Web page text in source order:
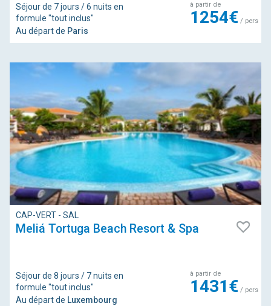
Séjour de 7 jours / 6 nuits en
formule "tout inclus"
Au départ de Paris
à partir de
1254€/ pers
CAP-VERT - SAL
Meliá Tortuga Beach Resort & Spa
Séjour de 8 jours / 7 nuits en
formule "tout inclus"
Au départ de Luxembourg
à partir de
1431€/ pers